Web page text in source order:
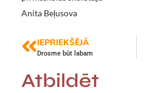
Anita Beļusova
IEPRIEKŠĒJĀ
Drosme būt labam
Atbildēt